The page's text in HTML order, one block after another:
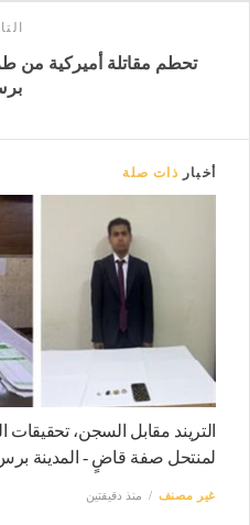
أخبار ذات صلة
التريند مقابل السجن، تحقيقات
لمنتحل صفة قاضٍ - المدينة
غير مصنف منذ دقيقتين